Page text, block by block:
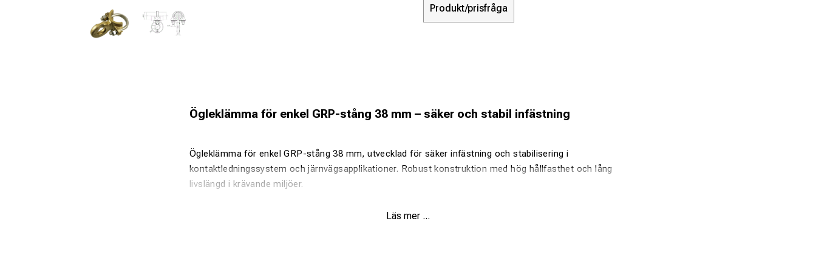
Produkt/prisfråga
Ögleklämma för enkel GRP-stång 38 mm – säker och stabil infästning
Ögleklämma för enkel GRP-stång 38 mm, utvecklad för säker infästning och stabilisering i
kontaktledningssystem och järnvägsapplikationer. Robust konstruktion med hög hållfasthet och lång
livslängd i krävande miljöer.
Läs mer ...